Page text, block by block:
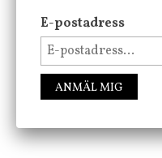
FÖLJ OSS PÅ
E-postadress
ANMÄL MIG